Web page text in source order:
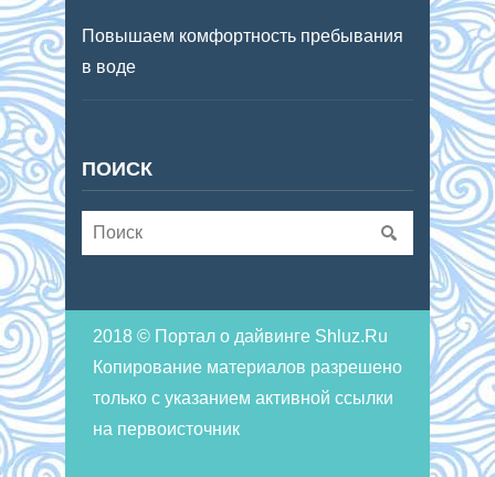
Повышаем комфортность пребывания
в воде
ПОИСК
2018 © Портал о дайвинге Shluz.Ru
Копирование материалов разрешено
только с указанием активной ссылки
на первоисточник